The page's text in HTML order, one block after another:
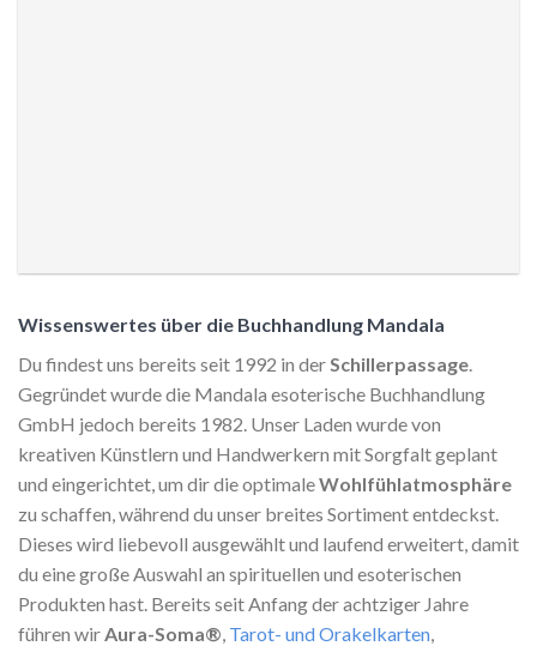
Wissenswertes über die Buchhandlung Mandala
Du findest uns bereits seit 1992 in derSchillerpassage.
Gegründet wurde die Mandala esoterische Buchhandlung
GmbH jedoch bereits 1982. Unser Laden wurde von
kreativen Künstlern und Handwerkern mit Sorgfalt geplant
und eingerichtet, um dir die optimaleWohlfühlatmosphäre
zu schaffen, während du unser breites Sortiment entdeckst.
Dieses wird liebevoll ausgewählt und laufend erweitert, damit
du eine große Auswahl an spirituellen und esoterischen
Produkten hast. Bereits seit Anfang der achtziger Jahre
führen wirAura-Soma®, Tarot- und Orakelkarten,